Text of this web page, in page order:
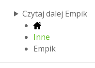
Czytaj dalej Empik
Inne
Empik